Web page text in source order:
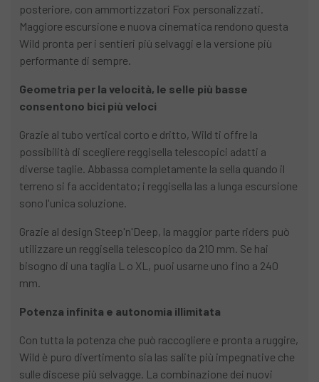
posteriore, con ammortizzatori Fox personalizzati.
Maggiore escursione e nuova cinematica rendono questa
Wild pronta per i sentieri più selvaggi e la versione più
performante di sempre.
Geometria per la velocità, le selle più basse
consentono bici più veloci
Grazie al tubo vertical corto e dritto, Wild ti offre la
possibilità di scegliere reggisella telescopici adatti a
diverse taglie. Abbassa completamente la sella quando il
terreno si fa accidentato; i reggisella las a lunga escursione
sono l'unica soluzione.
Grazie al design Steep'n'Deep, la maggior parte riders può
utilizzare un reggisella telescopico da 210 mm. Se hai
bisogno di una taglia L o XL, puoi usarne uno fino a 240
mm.
Potenza infinita e autonomia illimitata
Con tutta la potenza che può raccogliere e pronta a ruggire,
Wild è puro divertimento sia las salite più impegnative che
sulle discese più selvagge. La combinazione dei nuovi